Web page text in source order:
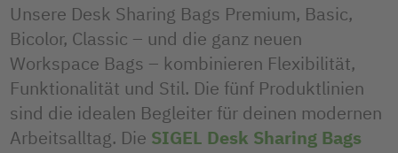
Unsere Desk Sharing Bags Premium, Basic,
Bicolor, Classic – und die ganz neuen
Workspace Bags – kombinieren Flexibilität,
Funktionalität und Stil. Die fünf Produktlinien
sind die idealen Begleiter für deinen modernen
Arbeitsalltag. Die SIGEL Desk Sharing Bags